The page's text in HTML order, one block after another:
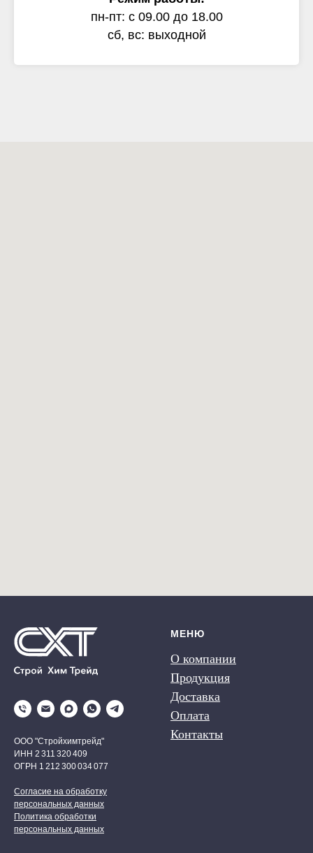
пн-пт: с 09.00 до 18.00
сб, вс: выходной
ООО "Стройхимтрейд"
ИНН 2 311 320 409
ОГРН 1 212 300 034 077
Согласие на обработку
персональных данных
Политика обработки
персональных данных
МЕНЮ
О компании
Продукция
Доставка
Оплата
Контакты